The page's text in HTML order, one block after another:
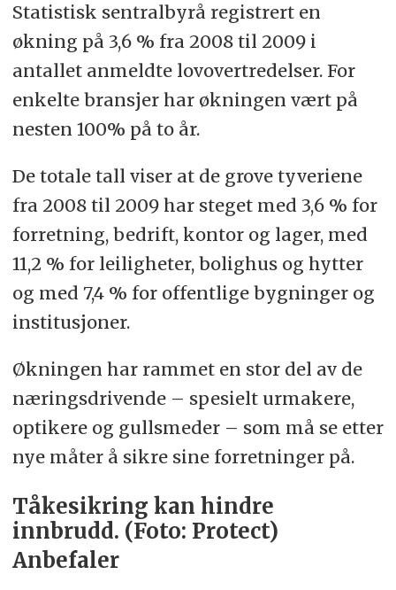
Statistisk sentralbyrå registrert en
økning på 3,6 % fra 2008 til 2009 i
antallet anmeldte lovovertredelser. For
enkelte bransjer har økningen vært på
nesten 100% på to år.
De totale tall viser at de grove tyveriene
fra 2008 til 2009 har steget med 3,6 % for
forretning, bedrift, kontor og lager, med
11,2 % for leiligheter, bolighus og hytter
og med 7,4 % for offentlige bygninger og
institusjoner.
Økningen har rammet en stor del av de
næringsdrivende – spesielt urmakere,
optikere og gullsmeder – som må se etter
nye måter å sikre sine forretninger på.
Tåkesikring kan hindre
innbrudd. (Foto: Protect)
Anbefaler